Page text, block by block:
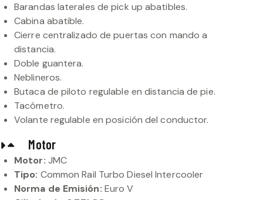
Barandas laterales de pick up abatibles.
Cabina abatible.
Cierre centralizado de puertas con mando a
distancia.
Doble guantera.
Neblineros.
Butaca de piloto regulable en distancia de pie.
Tacómetro.
Volante regulable en posición del conductor.
Motor
Motor: JMC
Tipo: Common Rail Turbo Diesel Intercooler
Norma de Emisión: Euro V